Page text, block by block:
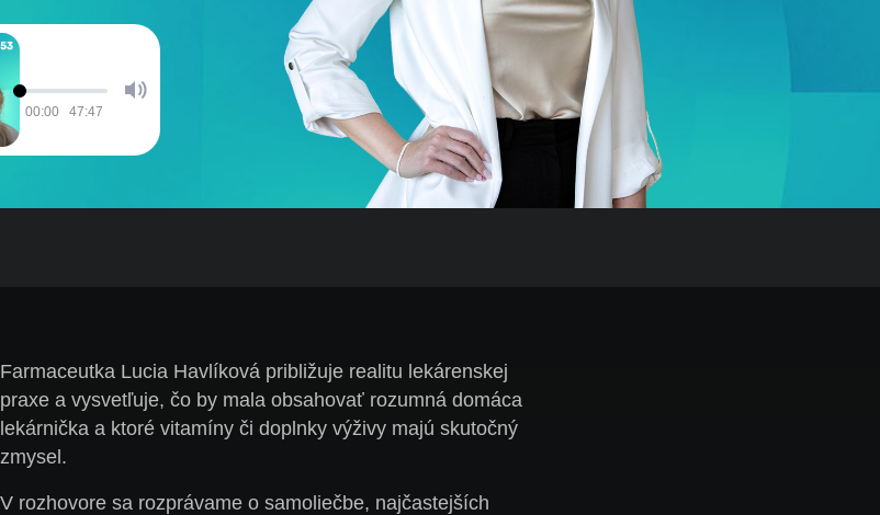
00:00 47:47
Farmaceutka Lucia Havlíková približuje realitu lekárenskej
praxe a vysvetľuje, čo by mala obsahovať rozumná domáca
lekárnička a ktoré vitamíny či doplnky výživy majú skutočný
zmysel.
V rozhovore sa rozprávame o samoliečbe, najčastejších